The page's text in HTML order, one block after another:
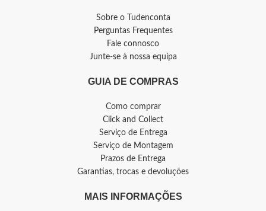
Sobre o Tudenconta
Perguntas Frequentes
Fale connosco
Junte-se à nossa equipa
GUIA DE COMPRAS
Como comprar
Click and Collect
Serviço de Entrega
Serviço de Montagem
Prazos de Entrega
Garantias, trocas e devoluções
MAIS INFORMAÇÕES